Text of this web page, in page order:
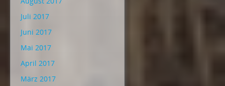
Juli 2017
Juni 2017
Mai 2017
April 2017
März 2017